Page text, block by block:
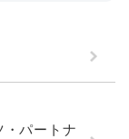
パートナ